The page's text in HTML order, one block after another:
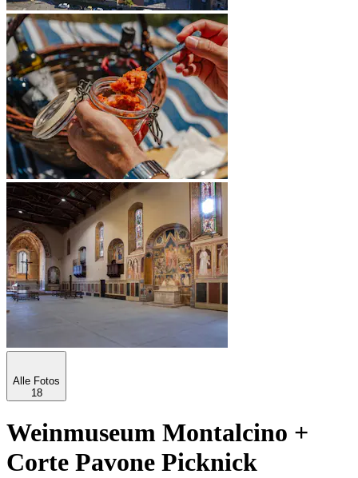
Alle Fotos
18
Weinmuseum Montalcino +
Corte Pavone Picknick